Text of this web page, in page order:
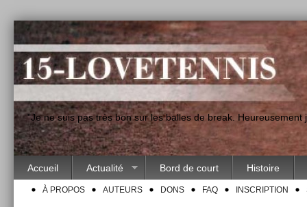
"Je ne suis pas très bon sur les balles de break.
Accueil Actualité Bord de court Histoire
À PROPOS AUTEURS DONS FAQ INSCRIPTION